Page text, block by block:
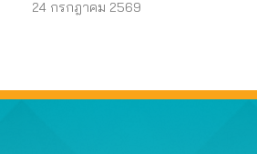
ผู้บริโภคไม่ต้องจ่าย
24 กรกฎาคม 2569